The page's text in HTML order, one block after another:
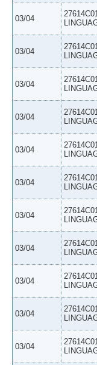
03/04
03/04
03/04
03/04
03/04
03/04
03/04
03/04
03/04
03/04
03/04